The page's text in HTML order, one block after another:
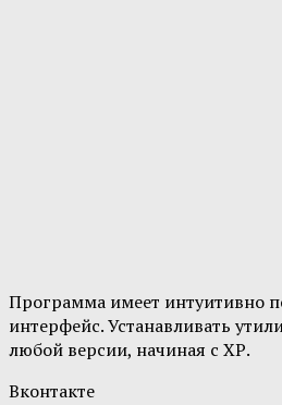
Программа имеет интуитивно
интерфейс. Устанавливать
любой версии, начиная с ХР.
Вконтакте